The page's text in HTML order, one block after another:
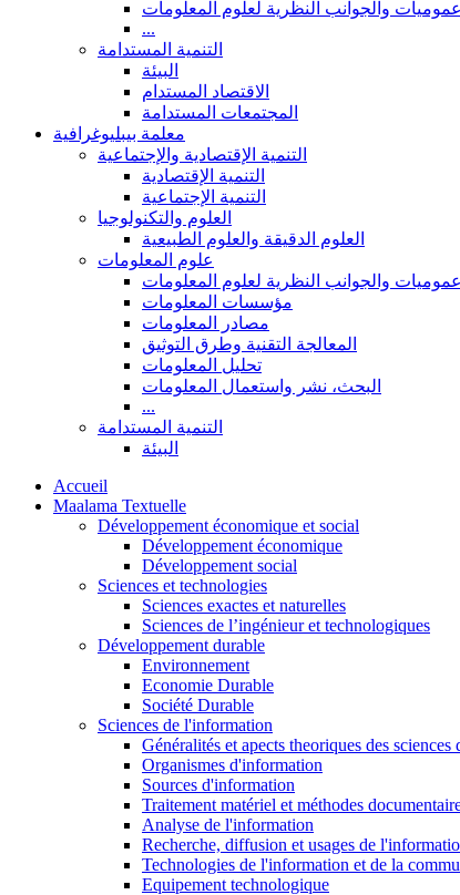
عموميات والجوانب النظرية لعلوم المعلومات
...
التنمية المستدامة
البيئة
الاقتصاد المستدام
المجتمعات المستدامة
معلمة بيبليوغرافية
التنمية الإقتصادية والإجتماعية
التنمية الإقتصادية
التنمية الإجتماعية
العلوم والتكنولوجيا
العلوم الدقيقة والعلوم الطبيعية
علوم المعلومات
عموميات والجوانب النظرية لعلوم المعلومات
مؤسسات المعلومات
مصادر المعلومات
المعالجة التقنية وطرق التوثيق
تحليل المعلومات
البحث، نشر واستعمال المعلومات
...
التنمية المستدامة
البيئة
Accueil
Maalama Textuelle
Développement économique et social
Développement économique
Développement social
Sciences et technologies
Sciences exactes et naturelles
Sciences de l’ingénieur et technologiques
Développement durable
Environnement
Economie Durable
Société Durable
Sciences de l'information
Généralités et apects theoriques des
Organismes d'information
Sources d'information
Traitement matériel et méthodes
Analyse de l'information
Recherche, diffusion et usages de
Technologies de l'information et de la
Equipement technologique